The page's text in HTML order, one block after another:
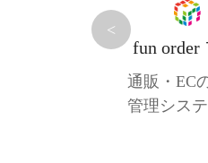
fun order
通販・EC
管理シス
<